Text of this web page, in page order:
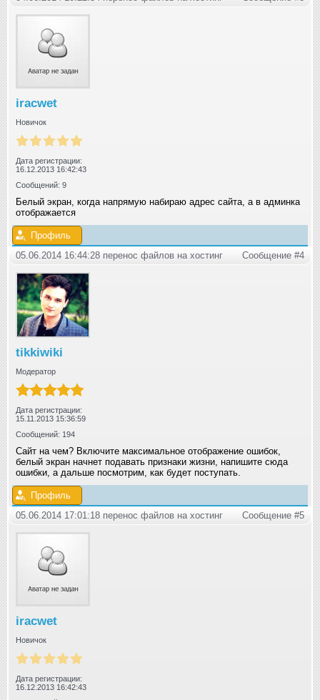
iracwet
Новичок
Дата регистрации:
16.12.2013 16:42:43
Сообщений: 9
Белый экран, когда напрямую набираю адрес сайта, а в админка
отображается
Профиль
05.06.2014 16:44:28 перенос файлов на хостинг
Сообщение #4
tikkiwiki
Модератор
Дата регистрации:
15.11.2013 15:36:59
Сообщений: 194
Сайт на чем? Включите максимальное отображение ошибок,
белый экран начнет подавать признаки жизни, напишите сюда
ошибки, а дальше посмотрим, как будет поступать.
Профиль
05.06.2014 17:01:18 перенос файлов на хостинг
Сообщение #5
iracwet
Новичок
Дата регистрации:
16.12.2013 16:42:43